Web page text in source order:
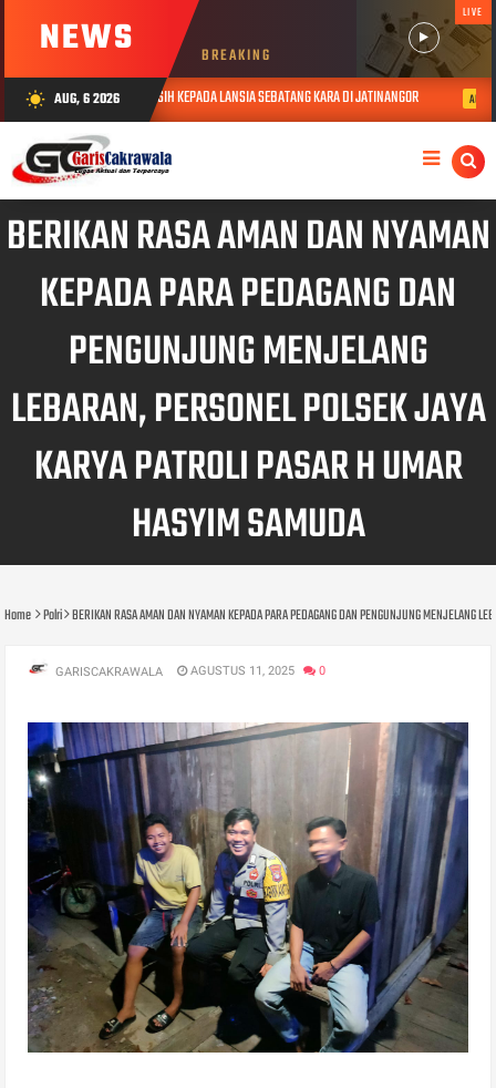
NEWS BREAKING
LIVE
wb_sunny AUG, 6 2026
BERIKAN TALI ASIH KEPADA LANSIA SEBATANG KARA DI JATINANGOR AUG 06, 2026
BERIKAN RASA AMAN DAN NYAMAN
KEPADA PARA PEDAGANG DAN
PENGUNJUNG MENJELANG
LEBARAN, PERSONEL POLSEK JAYA
KARYA PATROLI PASAR H UMAR
HASYIM SAMUDA
Home Polri BERIKAN RASA AMAN DAN NYAMAN KEPADA PARA PEDAGANG DAN PENGUNJUNG MENJELANG
GARISCAKRAWALA AGUSTUS 11, 2025 0